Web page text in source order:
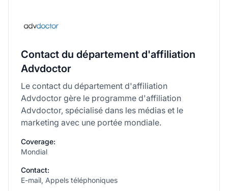
Contact du département d'affiliation
Advdoctor
Le contact du département d'affiliation
Advdoctor gère le programme d'affiliation
Advdoctor, spécialisé dans les médias et le
marketing avec une portée mondiale.
Coverage:
Mondial
Contact:
E-mail, Appels téléphoniques